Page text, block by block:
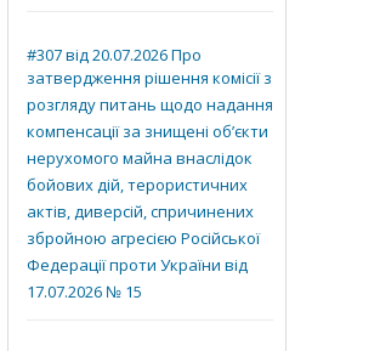
#307 від 20.07.2026 Про
затвердження рішення комісії з
розгляду питань щодо надання
компенсації за знищені об’єкти
нерухомого майна внаслідок
бойових дій, терористичних
актів, диверсій, спричинених
збройною агресією Російської
Федерації проти України від
17.07.2026 № 15